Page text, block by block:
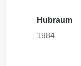
Hubraum
1984